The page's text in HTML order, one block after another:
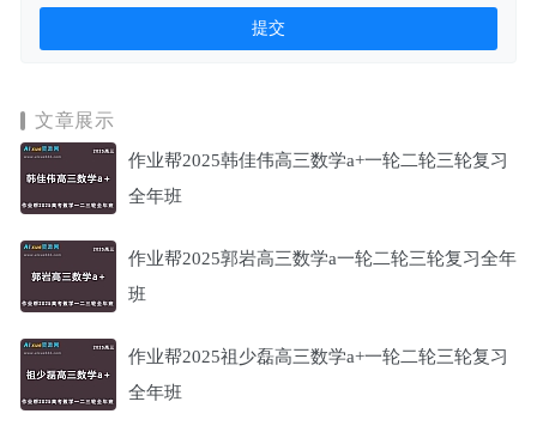
文章展示
作业帮2025韩佳伟高三数学a+一轮二轮三轮复习
全年班
作业帮2025郭岩高三数学a一轮二轮三轮复习全年
班
作业帮2025祖少磊高三数学a+一轮二轮三轮复习
全年班